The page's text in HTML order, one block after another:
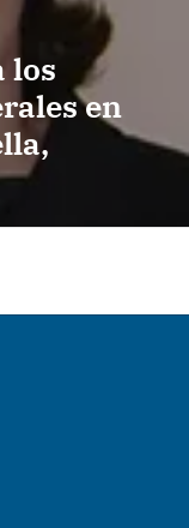
los
en